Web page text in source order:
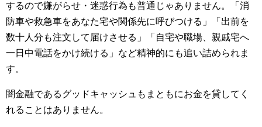
するので嫌がらせ・迷惑行為も普通じゃありません。「消
防車や救急車をあなた宅や関係先に呼びつける」「出前を
数十人分も注文して届けさせる」「自宅や職場、親戚宅へ
一日中電話をかけ続ける」など精神的にも追い詰められま
す。
闇金融であるグッドキャッシュもまともにお金を貸してく
れることはありません。